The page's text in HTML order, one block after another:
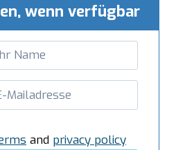
wenn verfügbar
and privacy policy